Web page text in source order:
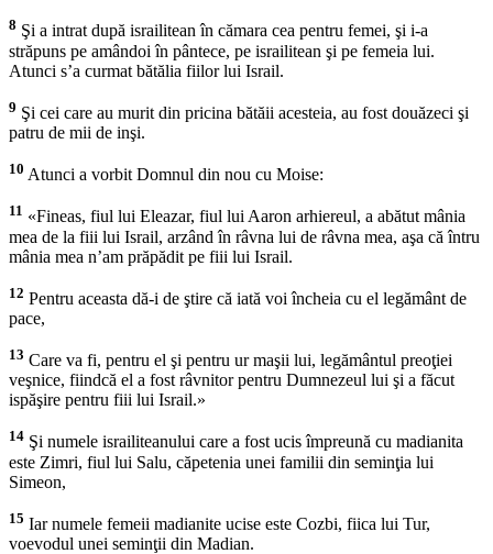
8 Şi a intrat după israilitean în cămara cea pentru femei, şi i-a
străpuns pe amândoi în pântece, pe israilitean şi pe femeia lui.
Atunci s’a curmat bătălia fiilor lui Israil.
9 Şi cei care au murit din pricina bătăii acesteia, au fost douăzeci şi
patru de mii de inşi.
10 Atunci a vorbit Domnul din nou cu Moise:
11 «Fineas, fiul lui Eleazar, fiul lui Aaron arhiereul, a abătut mânia
mea de la fiii lui Israil, arzând în râvna lui de râvna mea, aşa că întru
mânia mea n’am prăpădit pe fiii lui Israil.
12 Pentru aceasta dă-i de ştire că iată voi încheia cu el legământ de
pace,
13 Care va fi, pentru el şi pentru ur maşii lui, legământul preoţiei
veşnice, fiindcă el a fost râvnitor pentru Dumnezeul lui şi a făcut
ispăşire pentru fiii lui Israil.»
14 Şi numele israiliteanului care a fost ucis împreună cu madianita
este Zimri, fiul lui Salu, căpetenia unei familii din seminţia lui
Simeon,
15 Iar numele femeii madianite ucise este Cozbi, fiica lui Tur,
voevodul unei seminţii din Madian.